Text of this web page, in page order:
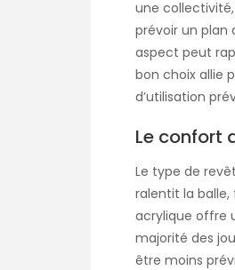
une
prévoir un
aspect peut
bon choix allie
d’utilisation
Le confort
Le type de
ralentit la balle,
acrylique offre
majorité des
être moins